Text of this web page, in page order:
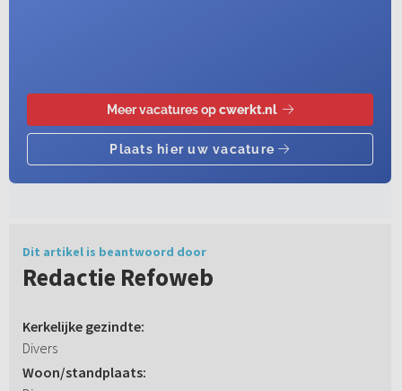
Dit artikel is beantwoord door
Redactie Refoweb
Kerkelijke gezindte:
Divers
Woon/standplaats: